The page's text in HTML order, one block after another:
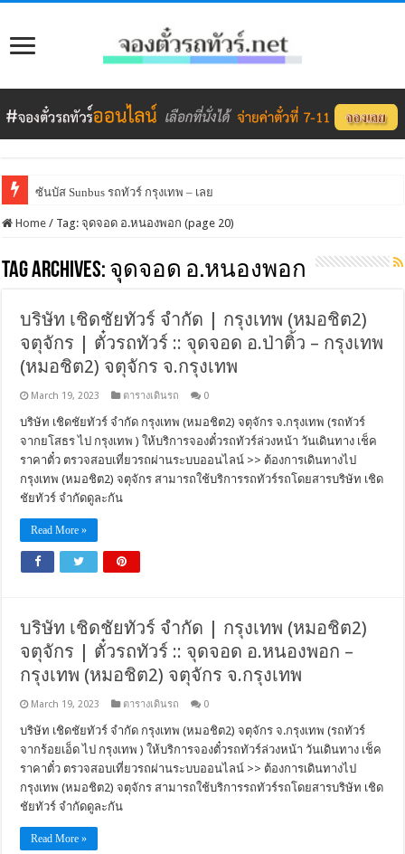
ซันบัส Sunbus รถทัวร์ กรุงเทพ – เลย
Home / Tag:จุดจอด อ.หนองพอก (page 20)
Tag Archives: จุดจอด อ.หนองพอก
บริษัท เชิดชัยทัวร์ จำกัด | กรุงเทพ (หมอชิต2)
จตุจักร | ตั๋วรถทัวร์ :: จุดจอด อ.ป่าติ้ว – กรุงเทพ
(หมอชิต2) จตุจักร จ.กรุงเทพ
March 19, 2023 ตารางเดินรถ 0
บริษัท เชิดชัยทัวร์ จำกัด กรุงเทพ (หมอชิต2) จตุจักร จ.กรุงเทพ (รถทัวร์
จากยโสธร ไป กรุงเทพ ) ให้บริการจองตั๋วรถทัวร์ล่วงหน้า วันเดินทาง เช็ค
ราคาตั๋ว ตรวจสอบเที่ยวรถผ่านระบบออนไลน์ >> ต้องการเดินทางไป
กรุงเทพ (หมอชิต2) จตุจักร สามารถใช้บริการรถทัวร์รถโดยสารบริษัท เชิด
ชัยทัวร์ จำกัดดูละกัน
Read More »
บริษัท เชิดชัยทัวร์ จำกัด | กรุงเทพ (หมอชิต2)
จตุจักร | ตั๋วรถทัวร์ :: จุดจอด อ.หนองพอก –
กรุงเทพ (หมอชิต2) จตุจักร จ.กรุงเทพ
March 19, 2023 ตารางเดินรถ 0
บริษัท เชิดชัยทัวร์ จำกัด กรุงเทพ (หมอชิต2) จตุจักร จ.กรุงเทพ (รถทัวร์
จากร้อยเอ็ด ไป กรุงเทพ ) ให้บริการจองตั๋วรถทัวร์ล่วงหน้า วันเดินทาง เช็ค
ราคาตั๋ว ตรวจสอบเที่ยวรถผ่านระบบออนไลน์ >> ต้องการเดินทางไป
กรุงเทพ (หมอชิต2) จตุจักร สามารถใช้บริการรถทัวร์รถโดยสารบริษัท เชิด
ชัยทัวร์ จำกัดดูละกัน
Read More »